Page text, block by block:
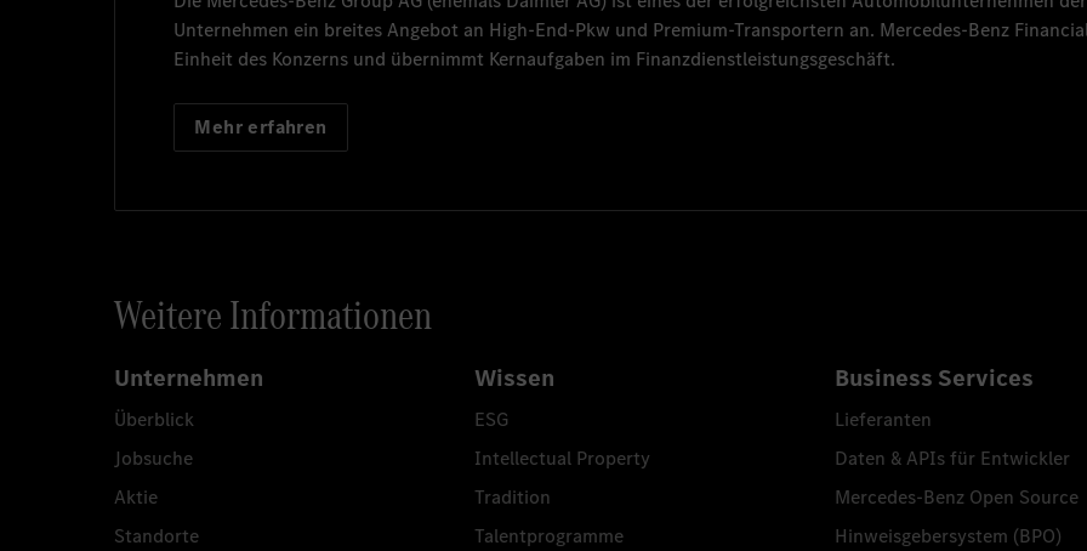
Unternehmen ein breites Angebot an High-End-Pkw und Premium-Transportern an. Mercedes-Benz
Einheit des Konzerns und übernimmt Kernaufgaben im Finanzdienstleistungsgeschäft.
Mehr erfahren
Weitere Informationen
Unternehmen
Überblick
Jobsuche
Aktie
Standorte
Wissen
ESG
Intellectual Property
Tradition
Talentprogramme
Business Services
Lieferanten
Daten & APIs für Entwickler
Mercedes-Benz Open Source
Hinweisgebersystem (BPO)